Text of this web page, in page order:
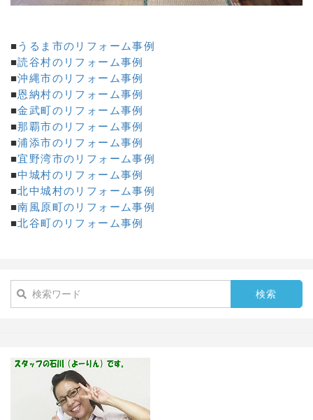
■うるま市のリフォーム事例
■読谷村のリフォーム事例
■沖縄市のリフォーム事例
■恩納村のリフォーム事例
■金武町のリフォーム事例
■那覇市のリフォーム事例
■浦添市のリフォーム事例
■宜野湾市のリフォーム事例
■中城村のリフォーム事例
■北中城村のリフォーム事例
■南風原町のリフォーム事例
■北谷町のリフォーム事例